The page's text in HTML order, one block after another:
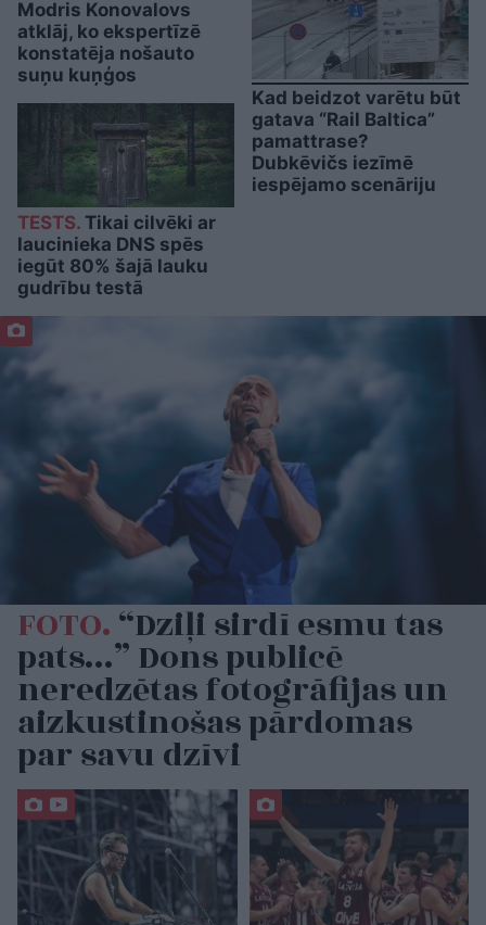
Modris Konovalovs
atklāj, ko ekspertīzē
konstatēja nošauto
suņu kuņģos
TESTS. Tikai cilvēki ar
laucinieka DNS spēs
iegūt 80% šajā lauku
gudrību testā
Kad beidzot varētu būt
gatava “Rail Baltica”
pamattrase?
Dubkēvičs iezīmē
iespējamo scenāriju
FOTO.“Dziļi sirdī esmu tas
pats…” Dons publicē
neredzētas fotogrāfijas un
aizkustinošas pārdomas
par savu dzīvi